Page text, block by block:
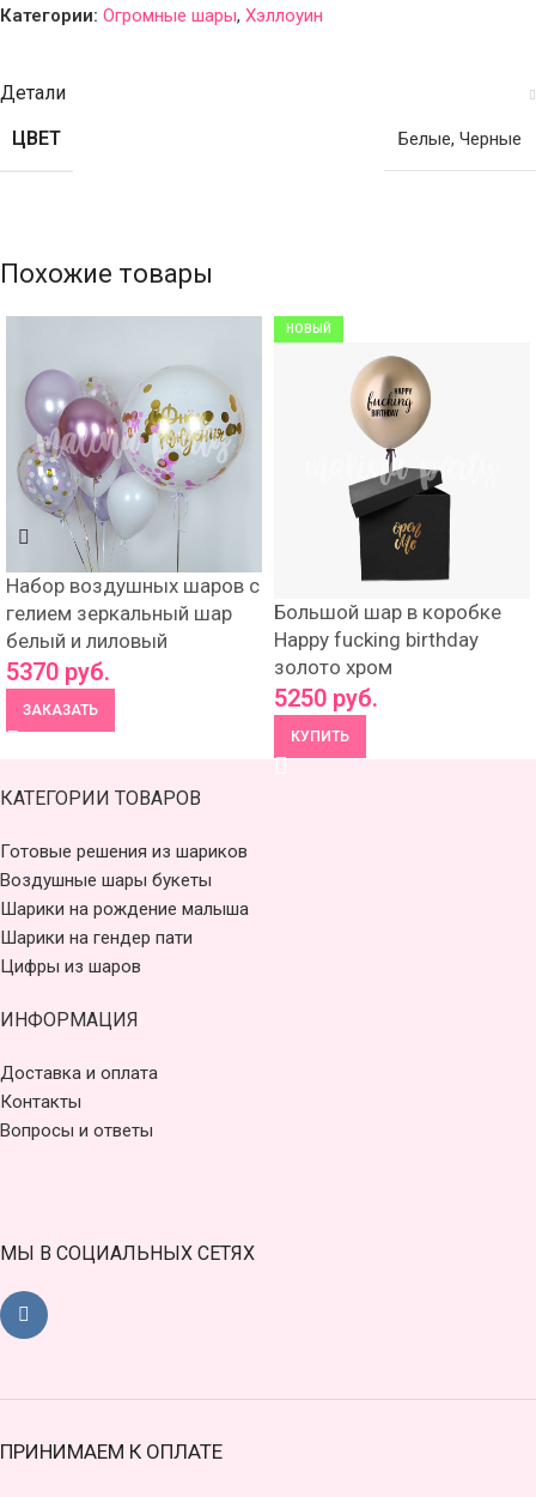
Категории: Огромные шары, Хэллоуин
Детали
ЦВЕТ
Белые, Черные
Похожие товары
Набор воздушных шаров с
гелием зеркальный шар
белый и лиловый
5370 руб.
ЗАКАЗАТЬ
НОВЫЙ
Большой шар в коробке
Happy fucking birthday
золото хром
5250 руб.
КУПИТЬ
КАТЕГОРИИ ТОВАРОВ
Готовые решения из шариков
Воздушные шары букеты
Шарики на рождение малыша
Шарики на гендер пати
Цифры из шаров
ИНФОРМАЦИЯ
Доставка и оплата
Контакты
Вопросы и ответы
МЫ В СОЦИАЛЬНЫХ СЕТЯХ
ПРИНИМАЕМ К ОПЛАТЕ